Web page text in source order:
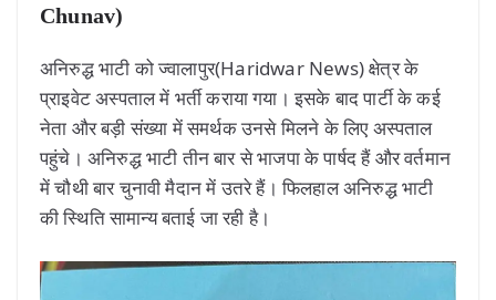
Chunav)
अनिरुद्ध भाटी को ज्वालापुर(Haridwar News) क्षेत्र के
प्राइवेट अस्पताल में भर्ती कराया गया। इसके बाद पार्टी के कई
नेता और बड़ी संख्या में समर्थक उनसे मिलने के लिए अस्पताल
पहुंचे। अनिरुद्ध भाटी तीन बार से भाजपा के पार्षद हैं और वर्तमान
में चौथी बार चुनावी मैदान में उतरे हैं। फिलहाल अनिरुद्ध भाटी
की स्थिति सामान्य बताई जा रही है।